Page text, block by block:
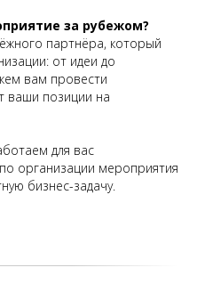
за рубежом?
партнёра, который
от идеи до
вам провести
ваши позиции на
для вас
организации мероприятия
бизнес-задачу.